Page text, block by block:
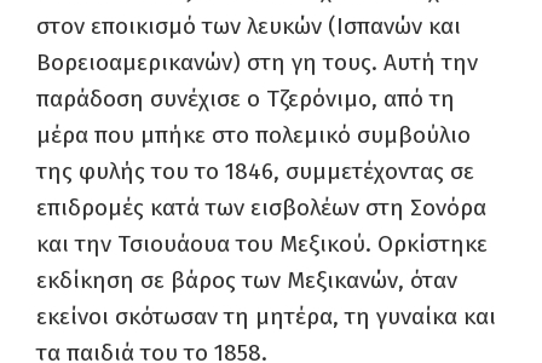
στον εποικισμό των λευκών (Ισπανών και
Βορειοαμερικανών) στη γη τους. Αυτή την
παράδοση συνέχισε ο Τζερόνιμο, από τη
μέρα που μπήκε στο πολεμικό συμβούλιο
της φυλής του το 1846, συμμετέχοντας σε
επιδρομές κατά των εισβολέων στη Σονόρα
και την Τσιουάουα του Μεξικού. Ορκίστηκε
εκδίκηση σε βάρος των Μεξικανών, όταν
εκείνοι σκότωσαν τη μητέρα, τη γυναίκα και
τα παιδιά του το 1858.